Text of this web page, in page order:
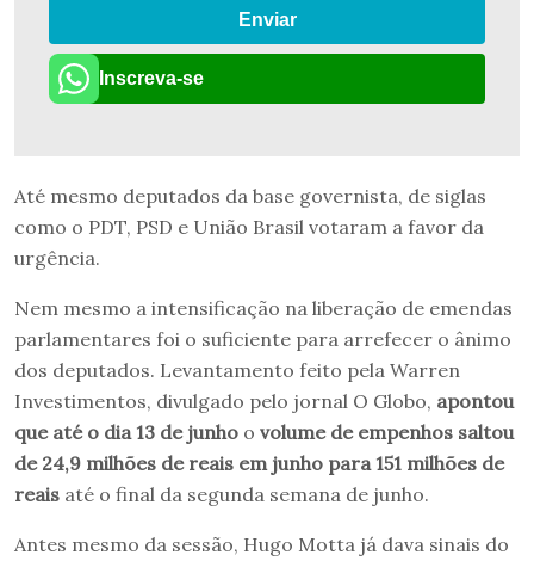
Enviar
Inscreva-se
Até mesmo deputados da base governista, de siglas
como o PDT, PSD e União Brasil votaram a favor da
urgência.
Nem mesmo a intensificação na liberação de emendas
parlamentares foi o suficiente para arrefecer o ânimo
dos deputados. Levantamento feito pela Warren
Investimentos, divulgado pelo jornal O Globo, apontou
que até o dia 13 de junho o volume de empenhos saltou
de 24,9 milhões de reais em junho para 151 milhões de
reais até o final da segunda semana de junho.
Antes mesmo da sessão, Hugo Motta já dava sinais do